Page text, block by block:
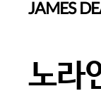
JAMES
노라